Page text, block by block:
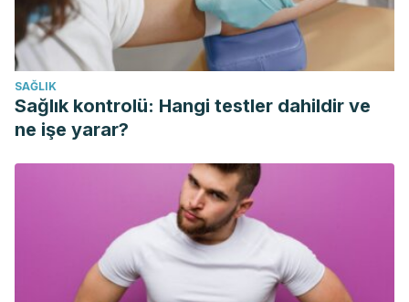
414–430. https://doi.org/10.1111/ppl.12194
Zhou, Y. X., Xin, H. L., Rahman, K., Wang, S. J., Peng, C., &
Zhang, H. (2015). Portulaca oleracea L.: A review of
phytochemistry and pharmacological effects. BioMed
Research International. Hindawi Limited.
https://doi.org/10.1155/2015/925631
Rahimi VB, Ajam F, Rakhshandeh H, Askari VR. A
Pharmacological Review onPortulaca oleracea
on Anti-Inflammatory, Anti- Oxidant, Immuno-Modulatory
and Antitumor Activities.J Pharmacopuncture. 2019;22(1):7–
15. doi:10.3831/KPI.2019.22.001
Uddin MK, Juraimi AS, Hossain MS, Nahar MA, Ali ME,
SAĞLIK
Sağlık kontrolü: Hangi testler dahildir ve
ne işe yarar?